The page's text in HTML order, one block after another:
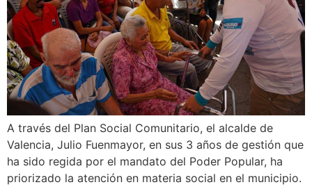
A través del Plan Social Comunitario, el alcalde de
Valencia, Julio Fuenmayor, en sus 3 años de gestión que
ha sido regida por el mandato del Poder Popular, ha
priorizado la atención en materia social en el municipio.